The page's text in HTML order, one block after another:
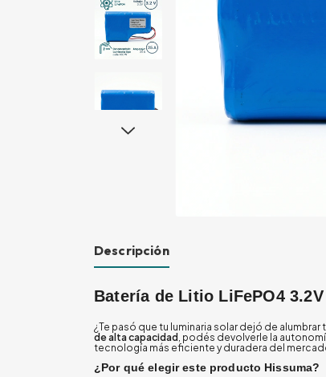
Descripción
Batería de Litio LiFePO4
¿Te pasó que tu luminaria solar dejó de
de alta capacidad , podés devolverle la
tecnología más eficiente y duradera del
¿Por qué elegir este producto Hissuma?